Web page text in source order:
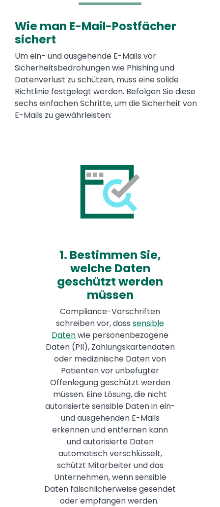
Text
Wie man E-Mail-Postfächer
sichert
Um ein- und ausgehende E-Mails vor
Sicherheitsbedrohungen wie Phishing und
Datenverlust zu schützen, muss eine solide
Richtlinie festgelegt werden. Befolgen Sie diese
sechs einfachen Schritte, um die Sicherheit von
E-Mails zu gewährleisten:
1. Bestimmen Sie,
welche Daten
geschützt werden
müssen
Compliance-Vorschriften
schreiben vor, dass sensible
Datenwie personenbezogene
Daten (PII), Zahlungskartendaten
oder medizinische Daten von
Patienten vor unbefugter
Offenlegung geschützt werden
müssen. Eine Lösung, die nicht
autorisierte sensible Daten in ein-
und ausgehenden E-Mails
erkennen und entfernen kann
und autorisierte Daten
automatisch verschlüsselt,
schützt Mitarbeiter und das
Unternehmen, wenn sensible
Daten fälschlicherweise gesendet
oder empfangen werden.